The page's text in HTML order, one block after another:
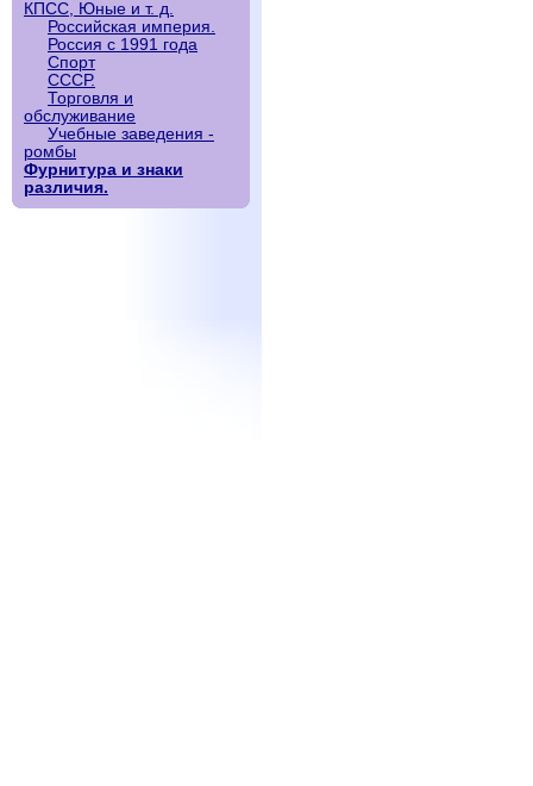
КПСС, Юные и т. д.
Российская империя.
Россия с 1991 года
Спорт
СССР.
Торговля и
обслуживание
Учебные заведения -
ромбы
Фурнитура и знаки
различия.